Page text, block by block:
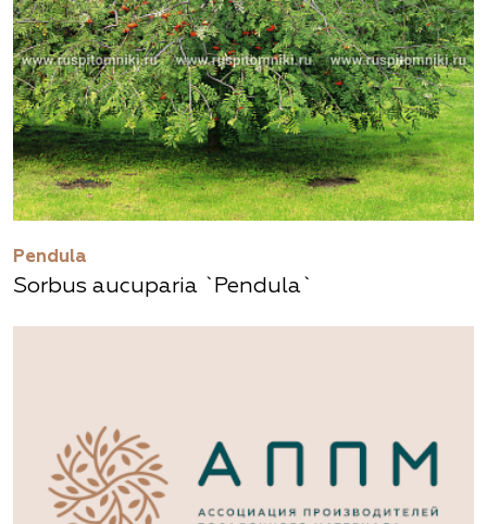
Pendula
Sorbus aucuparia `Pendula`